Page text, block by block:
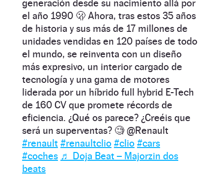
generación desde su nacimiento allá por
el año 1990 🫢 Ahora, tras estos 35 años
de historia y sus más de 17 millones de
unidades vendidas en 120 países de todo
el mundo, se reinventa con un diseño
más expresivo, un interior cargado de
tecnología y una gama de motores
liderada por un híbrido full hybrid E-Tech
de 160 CV que promete récords de
eficiencia. ¿Qué os parece? ¿Creéis que
será un superventas? 🧐 @Renault
#renault #renaultclio #clio #cars
#coches ♬ Doja Beatㅤ – Majorzin dos
beats